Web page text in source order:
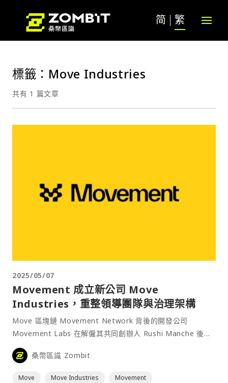
简 繁
標籤：Move Industries
共有 1 篇文章
2025/05/07
Movement 成立新公司 Move
Industries，重整領導團隊與治理架構
Move 區塊鏈 Movement Network 背後的開發公司
Movement Labs 在解僱其共同創辦人 Rushi Manche 後，
週三宣布成立新公司 Move Industries，由新的領導團隊管
理，並計劃改進治理架構。⋯
桑幣區識 Zombit
Move Move Industries
Movement